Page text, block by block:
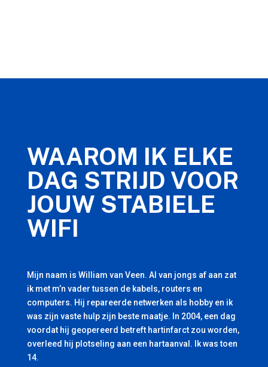
WAAROM IK ELKE
DAG STRIJD VOOR
JOUW STABIELE
WIFI
Mijn naam is William van Veen. Al van jongs af aan zat
ik met m’n vader tussen de kabels, routers en
computers. Hij repareerde netwerken als hobby en ik
was zijn vaste hulp zijn beste maatje. In 2004, een dag
voordat hij geopereerd betreft hartinfarct zou worden,
overleed hij plotseling aan een hartaanval. Ik was toen
14.